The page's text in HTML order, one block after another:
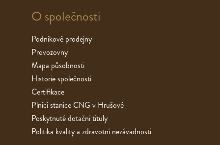
O společnosti
Podnikové prodejny
Provozovny
Mapa působnosti
Historie společnosti
Certifikace
Plnící stanice CNG v Hrušové
Poskytnuté dotační tituly
Politika kvality a zdravotní nezávadnosti